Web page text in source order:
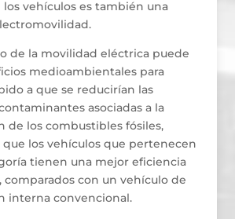
los vehículos es también una
de la movilidad eléctrica puede
medioambientales para
a que se reducirían las
asociadas a la
de los combustibles fósiles,
que los vehículos que pertenecen
tienen una mejor eficiencia
comparados con un vehículo de
interna convencional.